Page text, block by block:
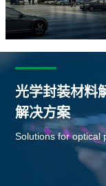
光学封装材料
解决方案
Solutions for optical